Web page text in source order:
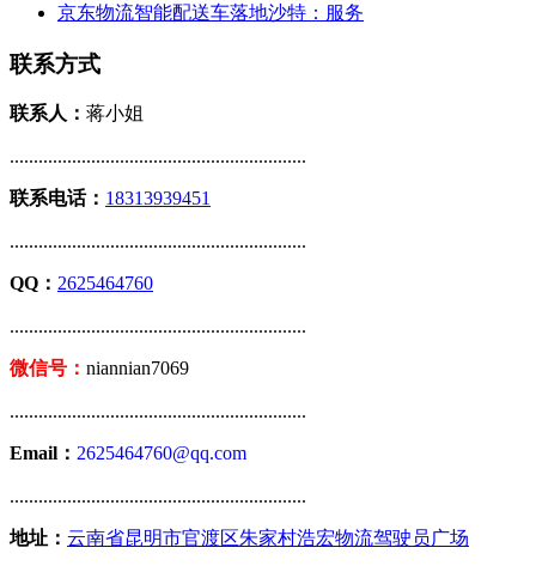
京东物流智能配送车落地沙特：服务
联系方式
联系人： 蒋小姐
..............................................................
联系电话： 18313939451
..............................................................
QQ： 2625464760
..............................................................
微信号： niannian7069
..............................................................
Email： 2625464760@qq.com
..............................................................
地址： 云南省昆明市官渡区朱家村浩宏物流驾驶员广场